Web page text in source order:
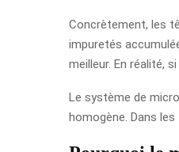
Concrètement, les
impuretés
meilleur. En réalité,
Le système de
homogène. Dans les